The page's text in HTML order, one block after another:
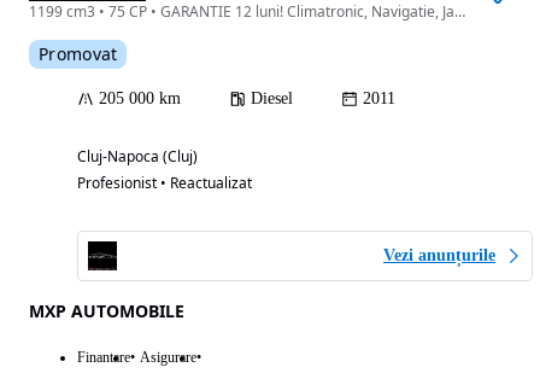
1199 cm3 • 75 CP • GARANTIE 12 luni! Climatronic, Navigatie, Jante Aliaj
Promovat
205 000 km Diesel 2011
Cluj-Napoca (Cluj)
Profesionist • Reactualizat
Vezi anunțurile
MXP AUTOMOBILE
Finantare Asigurare